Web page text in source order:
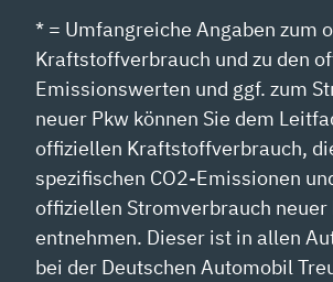
* = Umfangreiche Angaben zum
Kraftstoffverbrauch und zu den
Emissionswerten und ggf. zum
neuer Pkw können Sie dem
offiziellen Kraftstoffverbrauch,
spezifischen CO2-Emissionen
offiziellen Stromverbrauch neuer
entnehmen. Dieser ist in allen
bei der Deutschen Automobil